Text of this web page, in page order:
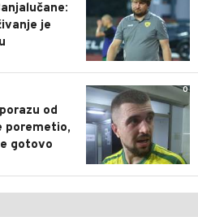
je
0
od
poremetio,
gotovo